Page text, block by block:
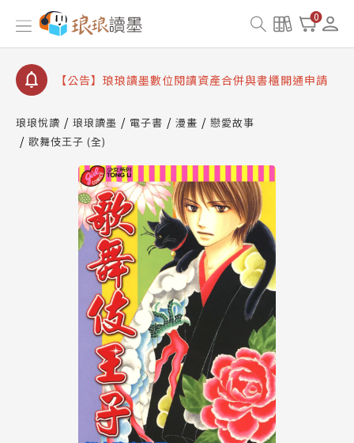
0
【公告】琅琅書店服務升級重要說明及資產合併結果
查詢
【公告】因 Readmoo 讀墨系統維護中，本站同步暫
【公告】琅琅讀墨數位閱讀資產合併與書櫃開通申請
【公告】琅琅讀墨 3 分鐘完成書櫃開通與資產合併申
請圖文教學
【公告】琅琅書店服務升級重要說明及資產合併結果
查詢
【公告】因 Readmoo 讀墨系統維護中，本站同步暫
停部分閱讀服務
琅琅悅讀 琅琅讀墨 電子書 漫畫
戀愛故事
歌舞伎王子 (全)